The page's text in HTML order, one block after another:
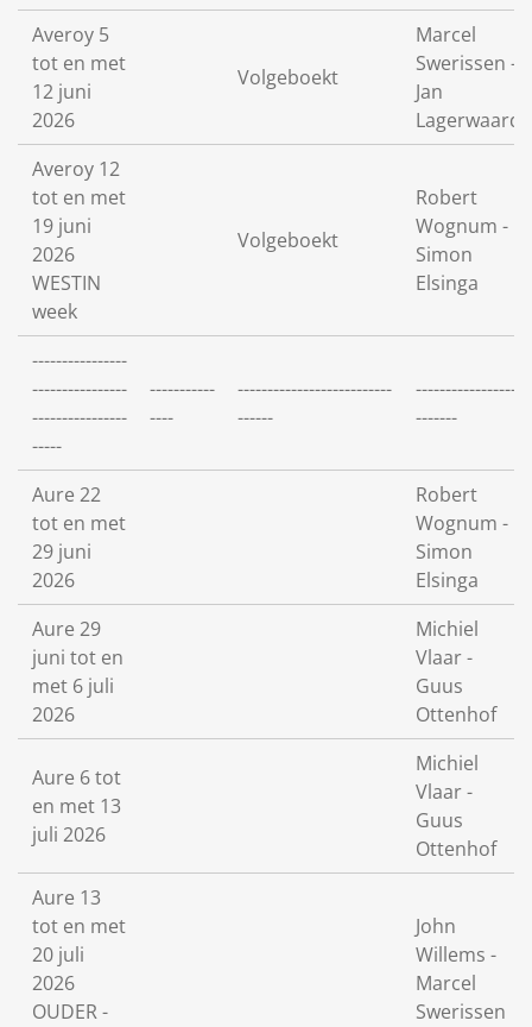
Averoy 5
tot en met
12 juni
2026
Volgeboekt
Marcel
Swerissen -
Jan
Lagerwaard
Averoy 12
tot en met
19 juni
2026
WESTIN
week
Volgeboekt
Robert
Wognum -
Simon
Elsinga
----------------
----------------
----------------
-----
-----------
----
--------------------------
------
-----------------
-------
Aure 22
tot en met
29 juni
2026
Robert
Wognum -
Simon
Elsinga
Aure 29
juni tot en
met 6 juli
2026
Michiel
Vlaar -
Guus
Ottenhof
Aure 6 tot
en met 13
juli 2026
Michiel
Vlaar -
Guus
Ottenhof
Aure 13
tot en met
20 juli
2026
OUDER -
John
Willems -
Marcel
Swerissen